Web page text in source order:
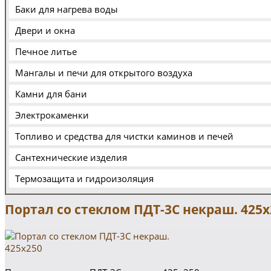
Баки для нагрева воды
Двери и окна
Печное литье
Мангалы и печи для открытого воздуха
Камни для бани
Электрокаменки
Топливо и средства для чистки каминов и печей
Сантехнические изделия
Термозащита и гидроизоляция
Портал со стеклом ПДТ-3С некраш.